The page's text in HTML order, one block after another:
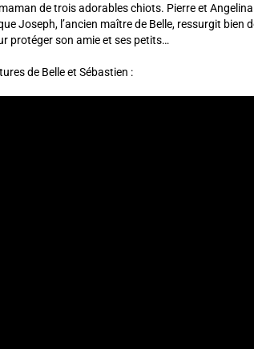
de trois adorables chiots. Pierre et
Joseph, l’ancien maître de Belle, ressurgit bien
protéger son amie et ses petits…
de Belle et Sébastien :